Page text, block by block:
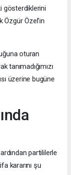
gösterdiklerini
Özel’in
oturan
tanımadığımızı
üzerine bugüne
ardından partililerle
kararını şu